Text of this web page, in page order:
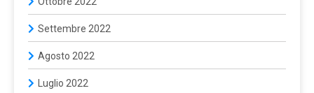
Settembre 2022
Agosto 2022
Luglio 2022